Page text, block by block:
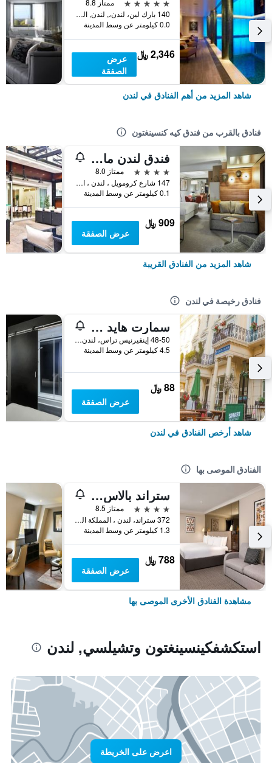
ممتاز 8.8
140 بارك لين، لندن،, لندن, المملكة المتحدة
0.0 كيلومتر عن وسط المدينة
2,346 ﷼
عرض
الصفقة
شاهد المزيد من أهم الفنادق في لندن
فنادق بالقرب من فندق كيه كنسينغتون
فندق لندن ماريوت كنسينغتون
4 نجوم
ممتاز 8.0
147 شارع كرومويل ، لندن ، المملكة المتحدة, لندن, المملكة المتحدة
0.1 كيلومتر عن وسط المدينة
909 ﷼
عرض الصفقة
شاهد المزيد من الفنادق القريبة
فنادق رخيصة في لندن
سمارت هايد بارك إن هوستل
48-50 إينفيرنيس تراس، لندن ، المملكة المتحدة, لندن, المملكة المتحدة
4.5 كيلومتر عن وسط المدينة
88 ﷼
عرض الصفقة
شاهد أرخص الفنادق في لندن
الفنادق الموصى بها
ستراند بالاس هوتل
4 نجوم
ممتاز 8.5
372 ستراند، لندن ، المملكة المتحدة, لندن, المملكة المتحدة
1.3 كيلومتر عن وسط المدينة
788 ﷼
عرض الصفقة
مشاهدة الفنادق الأخرى الموصى بها
استكشفكينسينغتون وتشيلسي, لندن
اعرض على الخريطة